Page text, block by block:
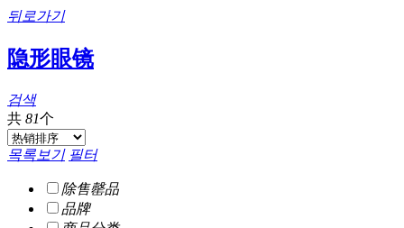
뒤로가기
隐形眼镜
검색
共 81个
목록보기 필터
除售罄品
品牌